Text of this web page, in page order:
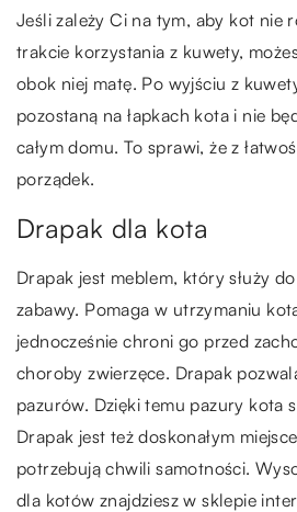
Jeśli zależy Ci na tym, aby kot nie
trakcie korzystania z kuwety,
obok niej matę. Po wyjściu z
pozostaną na łapkach kota i nie
całym domu. To sprawi, że z
porządek.
Drapak dla kota
Drapak jest meblem, który służy
zabawy. Pomaga w utrzymaniu
jednocześnie chroni go przed
choroby zwierzęce. Drapak
pazurów. Dzięki temu pazury kota
Drapak jest też doskonałym
potrzebują chwili samotności.
dla kotów znajdziesz w sklepie